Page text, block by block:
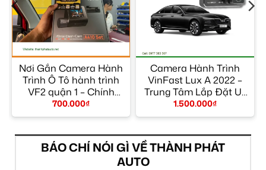
Nơi Gắn Camera Hành
Trình Ô Tô hành trình
VF2 quận 1 – Chính
Hãng
700.000₫
Camera Hành Trình
VinFast Lux A 2022 –
Trung Tâm Lắp Đặt Uy
Tín TPHCM
1.500.000₫
BÁO CHÍ NÓI GÌ VỀ THÀNH PHÁT
AUTO